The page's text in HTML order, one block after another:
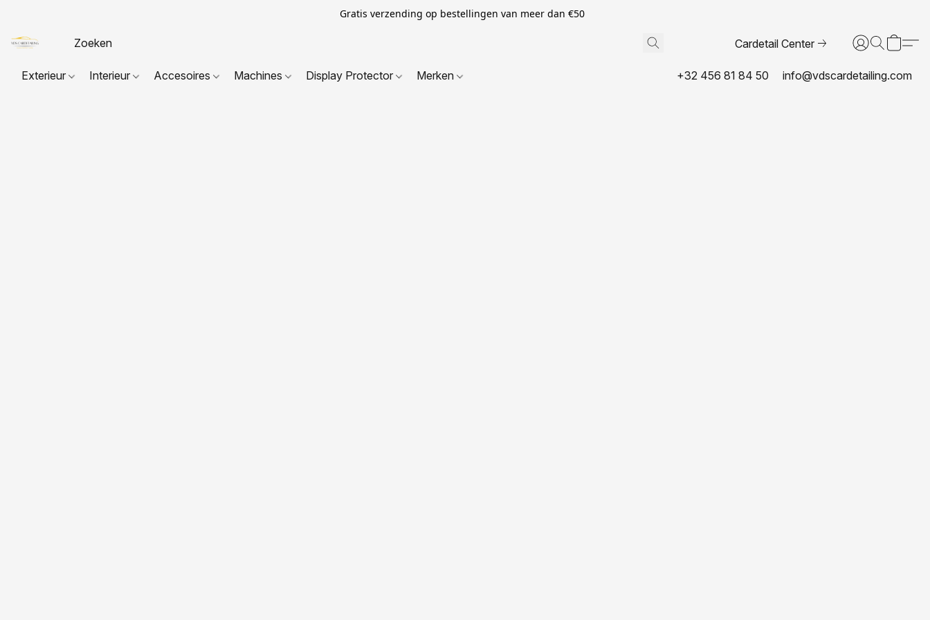
Gratis verzending op bestellingen van meer dan €50
Cardetail Center
Exterieur Interieur Accesoires Machines Display Protector Merken +32 456 81 84 50 info@vdscardetailing.com